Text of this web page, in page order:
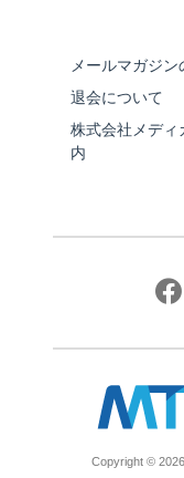
メールマガジ
退会について
株式会社メデ
内
Copyright ©